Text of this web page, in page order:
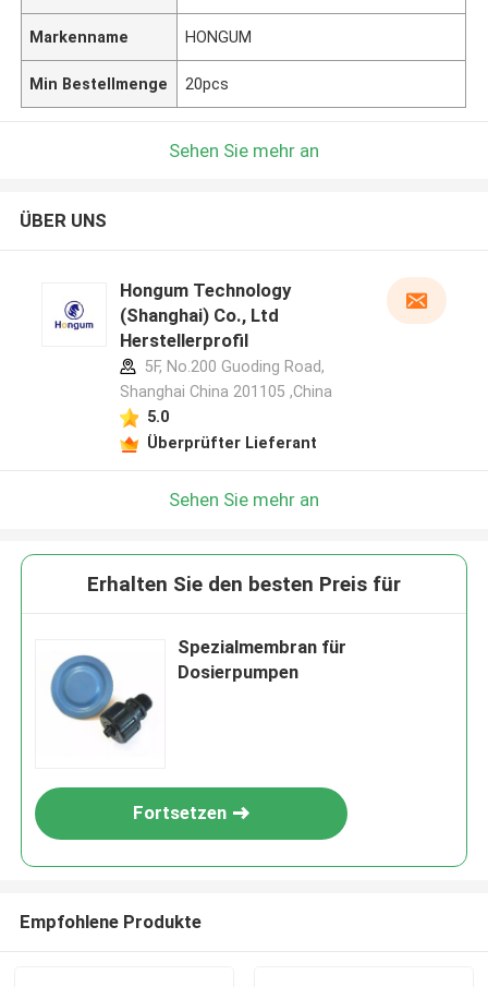
Markenname HONGUM
Min Bestellmenge 20pcs
Sehen Sie mehr an
ÜBER UNS
Hongum Technology
(Shanghai) Co., Ltd
Herstellerprofil
5F, No.200 Guoding Road,
Shanghai China 201105 ,China
5.0
Überprüfter Lieferant
Sehen Sie mehr an
Erhalten Sie den besten Preis für
Spezialmembran für
Dosierpumpen
Fortsetzen
Empfohlene Produkte